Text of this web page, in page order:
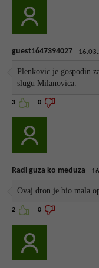
guest1647394027
Plenkovic je gospodin
slugu Milanovica.
3 0
Radi guza ko meduza
Ovaj dron je bio mala
2 0